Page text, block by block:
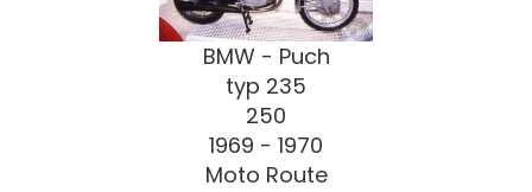
BMW - Puch
typ 235
250
1969 - 1970
Moto Route